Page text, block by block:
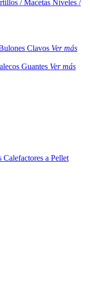
/ Macetas Niveles /
Clavos Ver más
Guantes Ver más
Calefactores a Pellet